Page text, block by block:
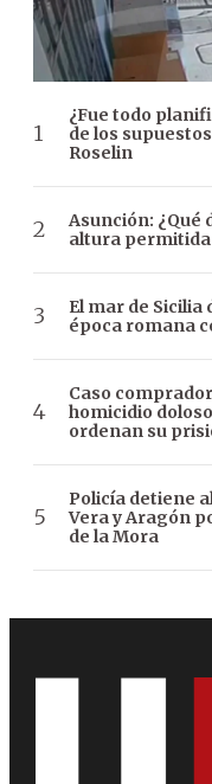
¿Fue todo
de los
Roselin
Asunción: ¿Qué
altura permitida
El mar de Sicilia
época romana
Caso
homicidio
ordenan su
Policía detiene
Vera y Aragón
de la Mora